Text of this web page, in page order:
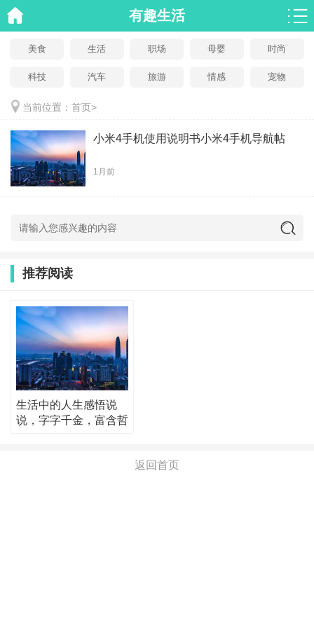
有趣生活
美食 生活 职场 母婴 时尚
科技 汽车 旅游 情感 宠物
当前位置： 首页>
小米4手机使用说明书小米4手机导航帖
1月前
推荐阅读
生活中的人生感悟说
说，字字千金，富含哲
返回首页